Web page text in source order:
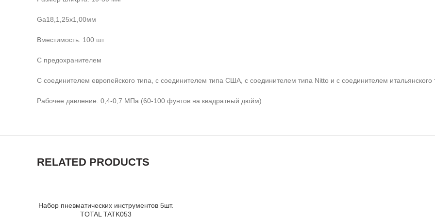
Ga18,1,25х1,00мм
Вместимость: 100 шт
С предохранителем
С соединителем европейского типа, с соединителем типа США, с соединителем типа Nitto и с соединителем итальянского
Рабочее давление: 0,4-0,7 МПа (60-100 фунтов на квадратный дюйм)
RELATED PRODUCTS
ADD TO CART
Набор пневматических инструментов 5шт.
TOTAL TATK053